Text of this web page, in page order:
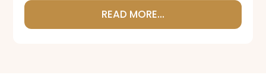
READ MORE...